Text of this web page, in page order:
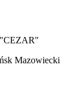
"CEZAR"
Mazowiecki